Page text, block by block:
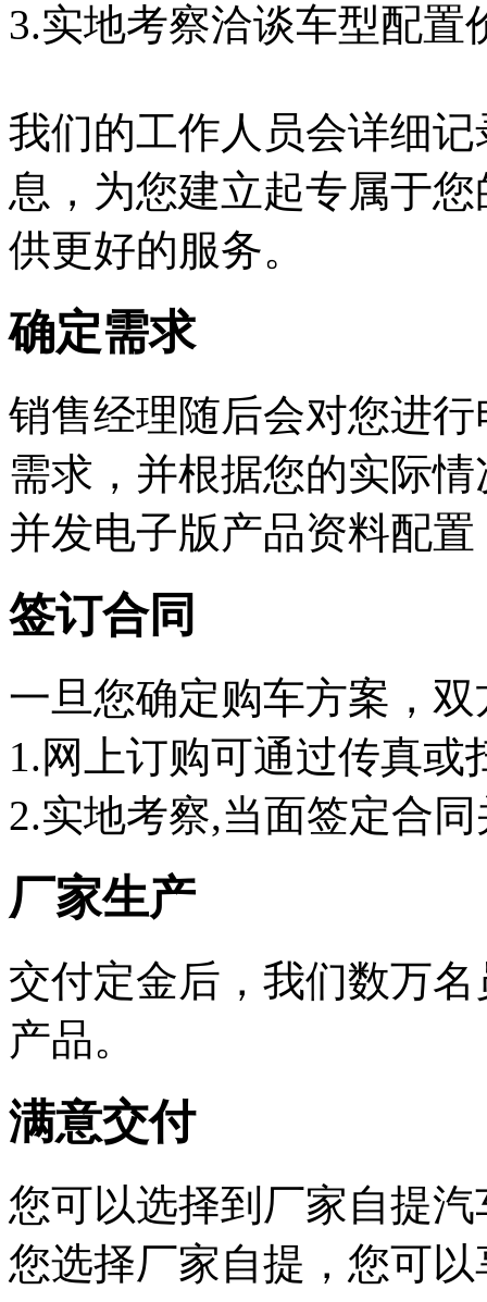
3.实地考察洽谈车型配置
我们的工作人员会详细
息，为您建立起专属于
供更好的服务。
确定需求
销售经理随后会对您进
需求，并根据您的实际
并发电子版产品资料配
签订合同
一旦您确定购车方案，
1.网上订购可通过传真
2.实地考察,当面签定合
厂家生产
交付定金后，我们数万
产品。
满意交付
您可以选择到厂家自提
您选择厂家自提，您可